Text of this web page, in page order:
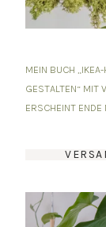
MEIN BUCH
GESTALTEN“ MIT
ERSCHEINT ENDE